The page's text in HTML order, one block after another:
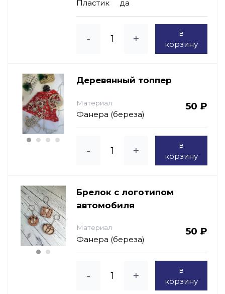
Пластик да
- +
в
корзину
Деревянный топпер
Материал
Фанера (береза)
50 ₽
- +
в
корзину
Брелок с логотипом
автомобиля
Материал
Фанера (береза)
50 ₽
- +
в
корзину